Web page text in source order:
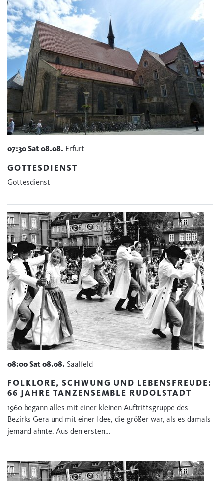
07:30 Sat 08.08. Erfurt
GOTTESDIENST
Gottesdienst
08:00 Sat 08.08. Saalfeld
FOLKLORE, SCHWUNG UND LEBENSFREUDE:
66 JAHRE TANZENSEMBLE RUDOLSTADT
1960 begann alles mit einer kleinen Auftrittsgruppe des
Bezirks Gera und mit einer Idee, die größer war, als es damals
jemand ahnte. Aus den ersten…